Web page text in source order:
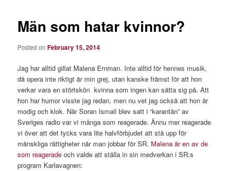
Män som hatar kvinnor?
Posted onFebruary 15, 2014
Jag har alltid gillat Malena Ernman. Inte alltid för hennes musik,
då opera inte riktigt är min grej, utan kanske främst för att hon
verkar vara en störtskön kvinna som ingen kan sätta sig på. Att
hon har humor visste jag redan, men nu vet jag också att hon är
modig och klok. När Soran Ismail blev satt i “karantän” av
Sveriges radio var vi många som reagerade. Ännu mer reagerade
vi över att det tycks vara lite halvförbjudet att stå upp för
mänskliga rättigheter när man jobbar för SR. Malena är en av de
som reageradeoch valde att ställa in sin medverkan i SR:s
program Karlavagnen: